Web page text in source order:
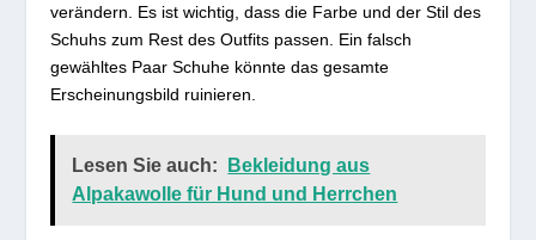
verändern. Es ist wichtig, dass die Farbe und der Stil des
Schuhs zum Rest des Outfits passen. Ein falsch
gewähltes Paar Schuhe könnte das gesamte
Erscheinungsbild ruinieren.
Lesen Sie auch:
Bekleidung aus
Alpakawolle für Hund und Herrchen